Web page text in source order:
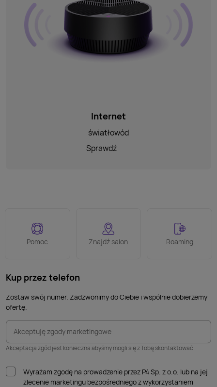
Internet
światłowód
Sprawdź
Pomoc Znajdź salon Roaming
Kup przez telefon
Zostaw swój numer. Zadzwonimy do Ciebie i wspólnie dobierzemy
ofertę.
Akceptuję zgody marketingowe
Akceptacja zgód jest konieczna abyśmy mogli się z Tobą skontaktować.
Wyrażam zgodę na prowadzenie przez P4 Sp. z o.o. lub na jej
zlecenie marketingu bezpośredniego z wykorzystaniem